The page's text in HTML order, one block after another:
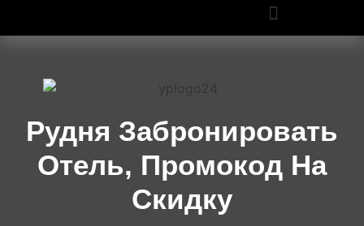
Рудня Забронировать
Отель, Промокод На
Скидку